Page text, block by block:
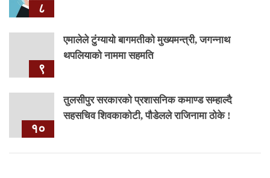
८
९
एमालेले टुंग्यायो बागमतीको मुख्यमन्त्री, जगन्नाथ
थपलियाको नाममा सहमति
१०
तुलसीपुर सरकारको प्रशासनिक कमाण्ड सम्हाल्दै
सहसचिव शिवकाकोटी, पौडेलले राजिनामा ठोके !